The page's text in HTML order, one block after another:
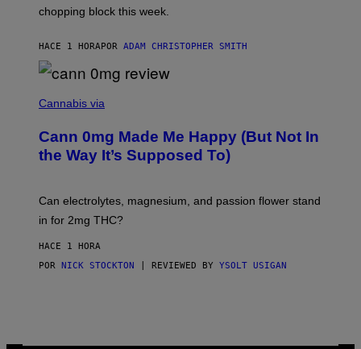
N
M
A
N
W
O
A
N
/
I
N
A
(
chopping block this week.
HACE 1 HORAPOR ADAM CHRISTOPHER SMITH
I
S
T
O
T
N
O
V
Cannabis via
Cann 0mg Made Me Happy (But Not In
the Way It’s Supposed To)
Can electrolytes, magnesium, and passion flower stand
in for 2mg THC?
HACE 1 HORA
POR NICK STOCKTON | REVIEWED BY YSOLT USIGAN